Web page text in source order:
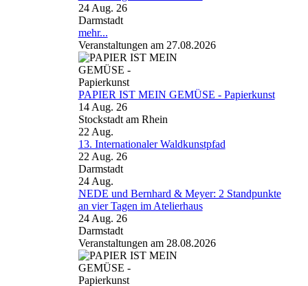
24 Aug. 26
Darmstadt
mehr...
Veranstaltungen am 27.08.2026
PAPIER IST MEIN GEMÜSE - Papierkunst
14 Aug. 26
Stockstadt am Rhein
22 Aug.
13. Internationaler Waldkunstpfad
22 Aug. 26
Darmstadt
24 Aug.
NEDE und Bernhard & Meyer: 2 Standpunkte
an vier Tagen im Atelierhaus
24 Aug. 26
Darmstadt
Veranstaltungen am 28.08.2026